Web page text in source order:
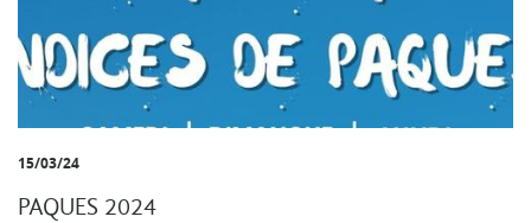
15/03/24
PAQUES 2024